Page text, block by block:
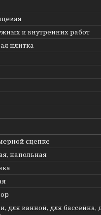
и внутренних работ
плитка
сцепке
напольная
для ванной, для бассейна,